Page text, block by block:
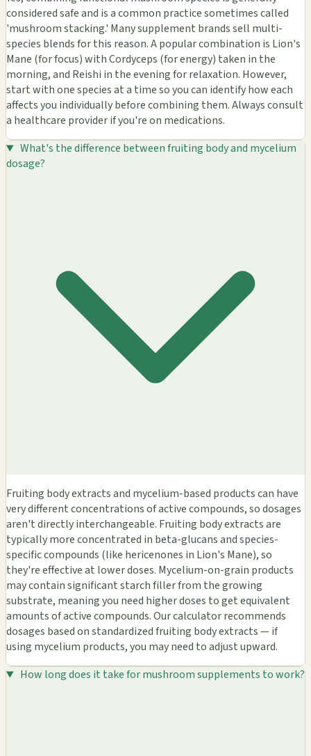
considered safe and is a common practice sometimes called
'mushroom stacking.' Many supplement brands sell multi-
species blends for this reason. A popular combination is Lion's
Mane (for focus) with Cordyceps (for energy) taken in the
morning, and Reishi in the evening for relaxation. However,
start with one species at a time so you can identify how each
affects you individually before combining them. Always consult
a healthcare provider if you're on medications.
What's the difference between fruiting body and mycelium
dosage?
Fruiting body extracts and mycelium-based products can have
very different concentrations of active compounds, so dosages
aren't directly interchangeable. Fruiting body extracts are
typically more concentrated in beta-glucans and species-
specific compounds (like hericenones in Lion's Mane), so
they're effective at lower doses. Mycelium-on-grain products
may contain significant starch filler from the growing
substrate, meaning you need higher doses to get equivalent
amounts of active compounds. Our calculator recommends
dosages based on standardized fruiting body extracts — if
using mycelium products, you may need to adjust upward.
How long does it take for mushroom supplements to work?